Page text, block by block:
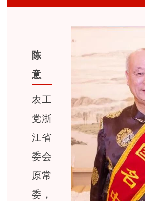
陈
意
农工
党浙
江省
委会
原常
委，